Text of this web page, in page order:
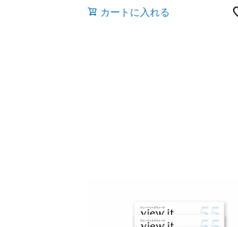
カートに入れる